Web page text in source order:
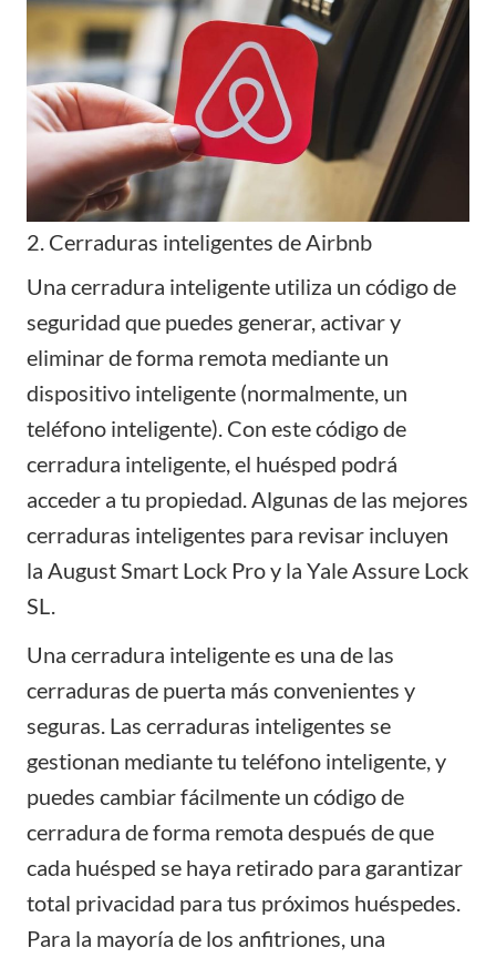
2. Cerraduras inteligentes de Airbnb
Una cerradura inteligente utiliza un código de
seguridad que puedes generar, activar y
eliminar de forma remota mediante un
dispositivo inteligente (normalmente, un
teléfono inteligente). Con este código de
cerradura inteligente, el huésped podrá
acceder a tu propiedad. Algunas de las mejores
cerraduras inteligentes para revisar incluyen
la August Smart Lock Proy la Yale Assure Lock
SL
Una cerradura inteligente es una de las
cerraduras de puerta más convenientes y
seguras. Las cerraduras inteligentes se
gestionan mediante tu teléfono inteligente, y
puedes cambiar fácilmente un código de
cerradura de forma remota después de que
cada huésped se haya retirado para garantizar
total privacidad para tus próximos huéspedes.
Para la mayoría de los anfitriones, una